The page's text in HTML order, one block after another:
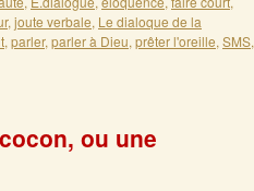
, joute verbale, Le dialoque de la
, parler, parler à Dieu, prêter l'oreille, SMS,
ou une